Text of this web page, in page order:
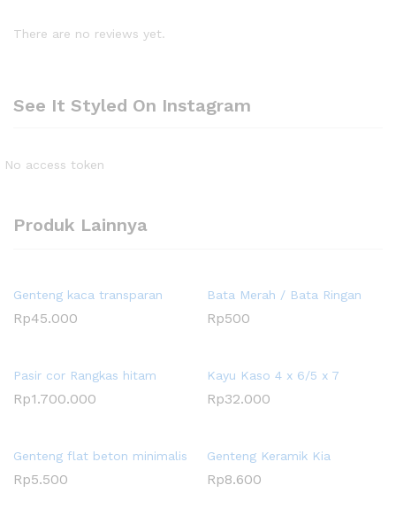
There are no reviews yet.
See It Styled On Instagram
No access token
Produk Lainnya
Genteng kaca transparan
Rp45.000
Bata Merah / Bata Ringan
Rp500
Pasir cor Rangkas hitam
Rp1.700.000
Kayu Kaso 4 x 6/5 x 7
Rp32.000
Genteng flat beton minimalis
Rp5.500
Genteng Keramik Kia
Rp8.600